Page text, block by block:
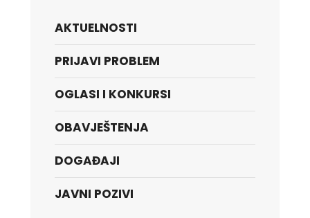
AKTUELNOSTI
PRIJAVI PROBLEM
OGLASI I KONKURSI
OBAVJEŠTENJA
DOGAĐAJI
JAVNI POZIVI